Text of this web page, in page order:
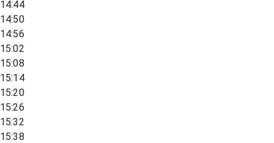
14:44
14:50
14:56
15:02
15:08
15:14
15:20
15:26
15:32
15:38